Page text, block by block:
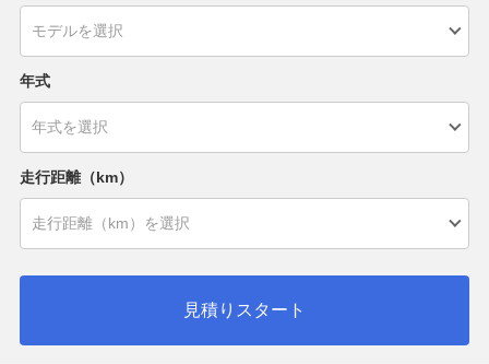
年式
走行距離（km）
見積りスタート